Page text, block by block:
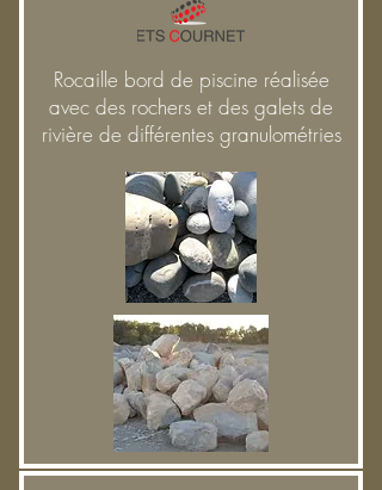
Rocaille bord de piscine réalisée
avec des rochers et des galets de
rivière de différentes granulométries